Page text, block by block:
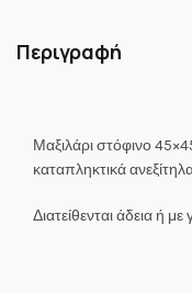
Περιγραφή
Μαξιλάρι στόφινο
καταπληκτικά
Διατείθενται άδεια ή με